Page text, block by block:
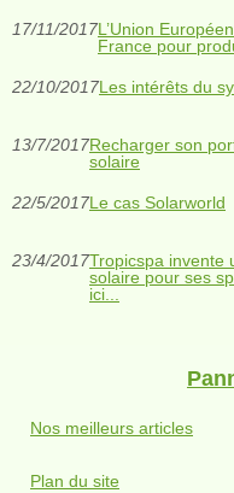
17/11/2017L’Union
France pour
22/10/2017Les intérêts du
13/7/2017Recharger son
solaire
22/5/2017Le cas Solarworld
23/4/2017Tropicspa invente
solaire pour ses
ici...
Nos meilleurs articles
Plan du site